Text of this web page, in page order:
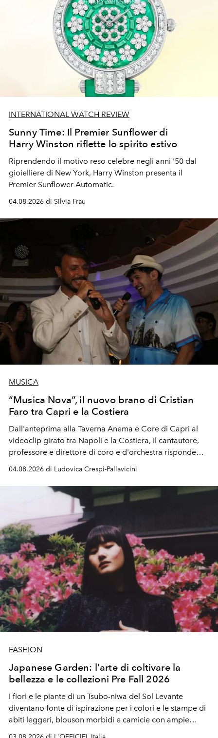
INTERNATIONAL WATCH REVIEW
Sunny Time: Il Premier Sunflower di
Harry Winston riflette lo spirito estivo
Riprendendo il motivo reso celebre negli anni '50 dal
gioielliere di New York, Harry Winston presenta il
Premier Sunflower Automatic.
04.08.2026 di Silvia Frau
MUSICA
“Musica Nova”, il nuovo brano di Cristian
Faro tra Capri e la Costiera
Dall'anteprima alla Taverna Anema e Core di Capri al
videoclip girato tra Napoli e la Costiera, il cantautore,
professore e direttore di coro e d'orchestra risponde
04.08.2026 di Ludovica Crespi-Pallavicini
FASHION
Japanese Garden: l'arte di coltivare la
bellezza e le collezioni Pre Fall 2026
I fiori e le piante di un Tsubo-niwa del Sol Levante
diventano fonte di ispirazione per i colori e le stampe di
abiti leggeri, blouson morbidi e camicie con ampie